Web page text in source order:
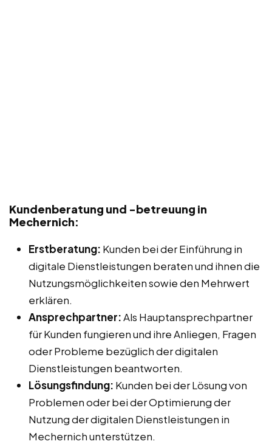
Kundenberatung und -betreuung in
Mechernich:
Erstberatung: Kunden bei der Einführung in
digitale Dienstleistungen beraten und ihnen die
Nutzungsmöglichkeiten sowie den Mehrwert
erklären.
Ansprechpartner:Als Hauptansprechpartner
für Kunden fungieren und ihre Anliegen, Fragen
oder Probleme bezüglich der digitalen
Dienstleistungen beantworten.
Lösungsfindung: Kunden bei der Lösung von
Problemen oder bei der Optimierung der
Nutzung der digitalen Dienstleistungen in
Mechernich unterstützen.